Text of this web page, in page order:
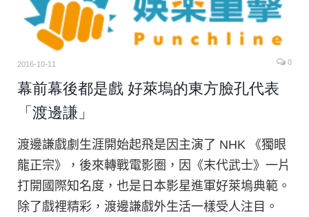
2016-10-11 0
幕前幕後都是戲 好萊塢的東方臉孔代表
「渡邊謙」
渡邊謙戲劇生涯開始起飛是因主演了 NHK 《獨眼
龍正宗》，後來轉戰電影圈，因《末代武士》一片
打開國際知名度，也是日本影星進軍好萊塢典範。
除了戲裡精彩，渡邊謙戲外生活一樣受人注目。